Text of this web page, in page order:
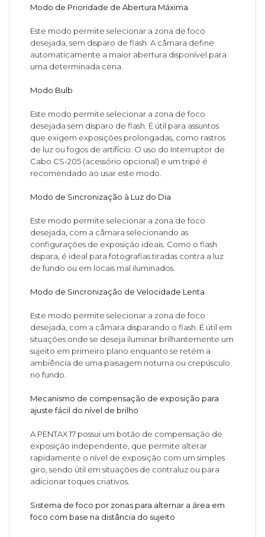
Modo de Prioridade de Abertura Máxima
Este modo permite selecionar a zona de foco
desejada, sem disparo de flash. A câmara define
automaticamente a maior abertura disponível para
uma determinada cena.
Modo Bulb
Este modo permite selecionar a zona de foco
desejada sem disparo de flash. É útil para assuntos
que exigem exposições prolongadas, como rastros
de luz ou fogos de artifício. O uso do Interruptor de
Cabo CS-205 (acessório opcional) e um tripé é
recomendado ao usar este modo.
Modo de Sincronização à Luz do Dia
Este modo permite selecionar a zona de foco
desejada, com a câmara selecionando as
configurações de exposição ideais. Como o flash
dispara, é ideal para fotografias tiradas contra a luz
de fundo ou em locais mal iluminados.
Modo de Sincronização de Velocidade Lenta
Este modo permite selecionar a zona de foco
desejada, com a câmara disparando o flash. É útil em
situações onde se deseja iluminar brilhantemente um
sujeito em primeiro plano enquanto se retém a
ambiência de uma paisagem noturna ou crepúsculo
no fundo.
Mecanismo de compensação de exposição para
ajuste fácil do nível de brilho
A PENTAX 17 possui um botão de compensação de
exposição independente, que permite alterar
rapidamente o nível de exposição com um simples
giro, sendo útil em situações de contraluz ou para
adicionar toques criativos.
Sistema de foco por zonas para alternar a área em
foco com base na distância do sujeito